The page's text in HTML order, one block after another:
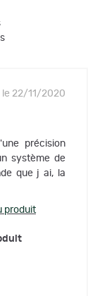
le 22/11/2020
précision
système de
que j ai, la
produit